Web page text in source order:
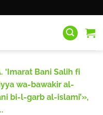
‘Imarat Bani Salih fi
wa-bawakir al-
bi-l-garb al-islami’»,